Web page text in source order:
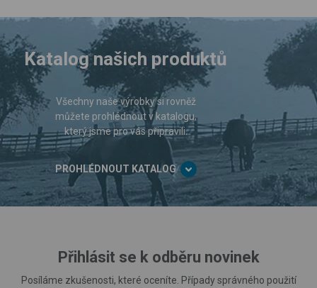
Katalog našich produktů
Všechny naše výrobky si rovněž
můžete prohlédnout v katalogu,
který jsme pro vás připravili.
PROHLÉDNOUT KATALOG
Přihlásit se k odběru novinek
Posíláme zkušenosti, které oceníte. Případy správného použití